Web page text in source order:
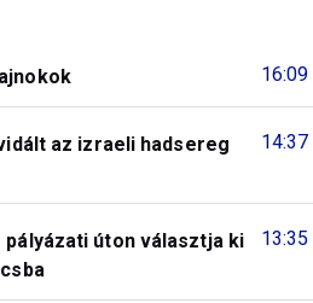
16:09
14:37
az izraeli hadsereg
13:35
pályázati úton választja ki